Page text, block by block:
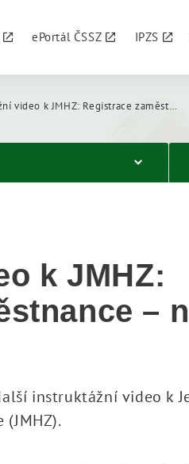
ePortál ČSSZ IPZS
k JMHZ: Registrace zaměstnance – nástup do zaměstnání
k JMHZ:
–
instruktážní video k